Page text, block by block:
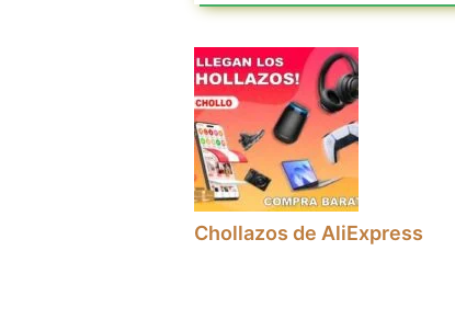
Chollazos de AliExpress